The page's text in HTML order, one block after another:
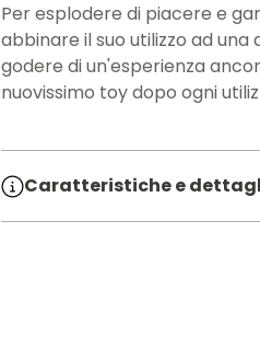
Per esplodere di piacere e
abbinare il suo utilizzo ad
godere di un'esperienza
nuovissimo toy dopo ogni
Caratteristiche e